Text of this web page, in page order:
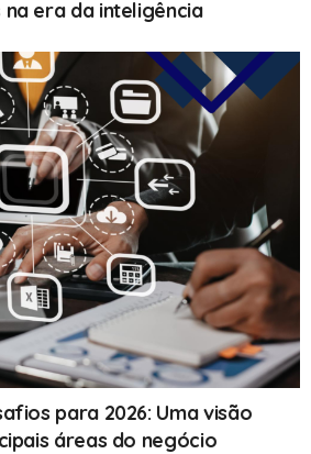
era da inteligência
para 2026: Uma visão
áreas do negócio